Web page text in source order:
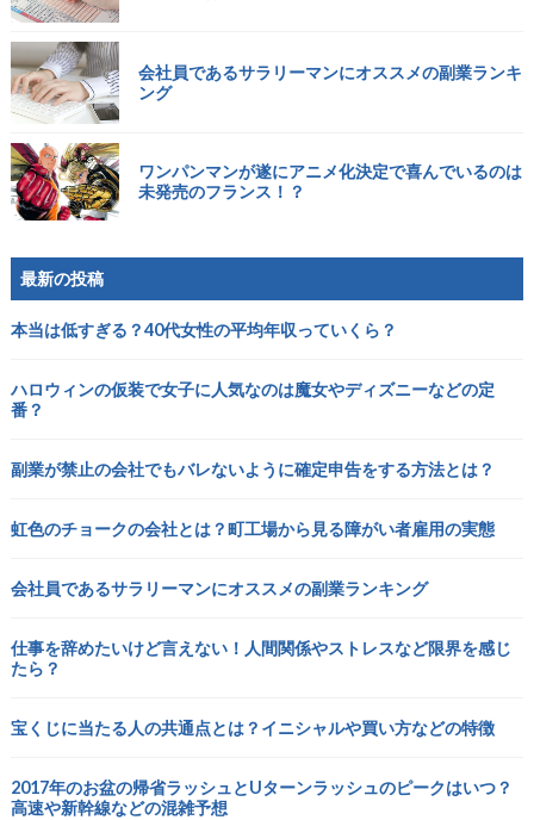
会社員であるサラリーマンにオススメの副業ランキ
ング
ワンパンマンが遂にアニメ化決定で喜んでいるのは
未発売のフランス！？
最新の投稿
本当は低すぎる？40代女性の平均年収っていくら？
ハロウィンの仮装で女子に人気なのは魔女やディズニーなどの定
番？
副業が禁止の会社でもバレないように確定申告をする方法とは？
虹色のチョークの会社とは？町工場から見る障がい者雇用の実態
会社員であるサラリーマンにオススメの副業ランキング
仕事を辞めたいけど言えない！人間関係やストレスなど限界を感じ
たら？
宝くじに当たる人の共通点とは？イニシャルや買い方などの特徴
2017年のお盆の帰省ラッシュとUターンラッシュのピークはいつ？
高速や新幹線などの混雑予想